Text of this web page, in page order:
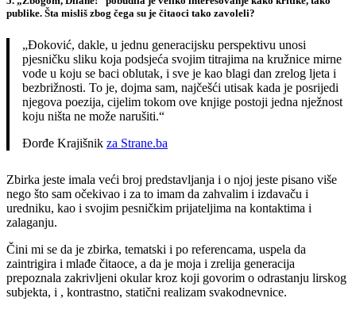
publike. Šta misliš zbog čega su je čitaoci tako zavoleli?
„Đoković, dakle, u jednu generacijsku perspektivu unosi
pjesničku sliku koja podsjeća svojim titrajima na kružnice mirne
vode u koju se baci oblutak, i sve je kao blagi dan zrelog ljeta i
bezbrižnosti. To je, dojma sam, najčešći utisak kada je posrijedi
njegova poezija, cijelim tokom ove knjige postoji jedna nježnost
koju ništa ne može narušiti.“
Đorđe Krajišnik za Strane.ba
Zbirka jeste imala veći broj predstavljanja i o njoj jeste pisano više
nego što sam očekivao i za to imam da zahvalim i izdavaču i
uredniku, kao i svojim pesničkim prijateljima na kontaktima i
zalaganju.
Čini mi se da je zbirka, tematski i po referencama, uspela da
zaintrigira i mlađe čitaoce, a da je moja i zrelija generacija
prepoznala zakrivljeni okular kroz koji govorim o odrastanju lirskog
subjekta, i , kontrastno, statični realizam svakodnevnice.